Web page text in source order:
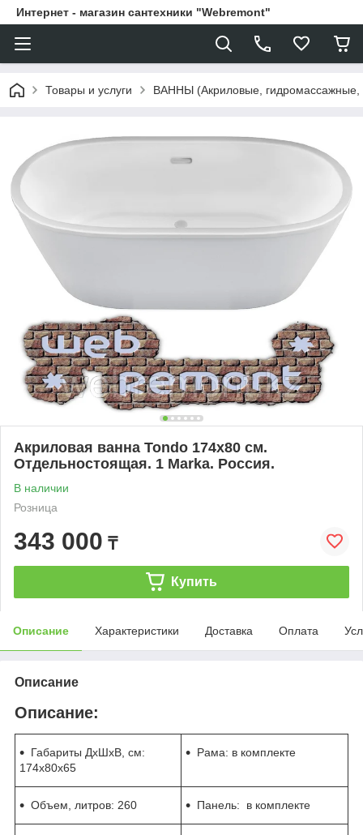
Интернет - магазин сантехники "Webremont"
Товары и услуги ВАННЫ (Акриловые,
Акриловая ванна Tondo 174х80 см.
Отдельностоящая. 1 Marka. Россия.
В наличии
Розница
343 000 ₸
Купить
Описание Характеристики Доставка Оплата
Описание
Описание:
Габариты ДхШхВ, см:
174x80x65
Рама: в комплекте
Объем, литров: 260 Панель: в комплекте